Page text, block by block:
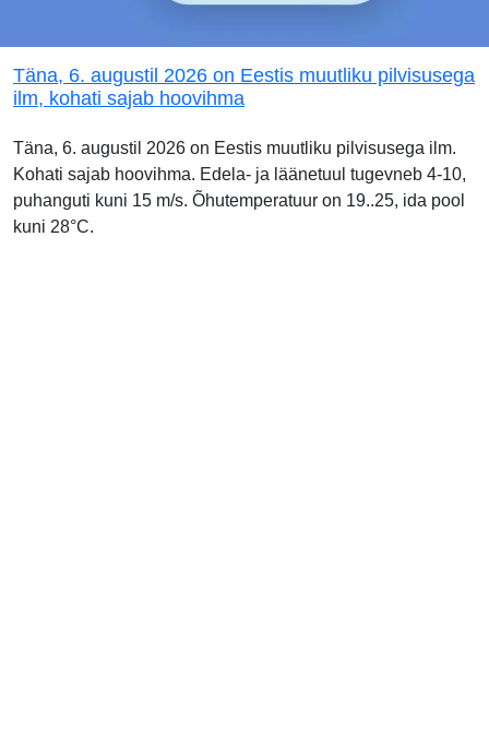
Täna, 6. augustil 2026 on Eestis muutliku pilvisusega
ilm, kohati sajab hoovihma
Täna, 6. augustil 2026 on Eestis muutliku pilvisusega ilm.
Kohati sajab hoovihma. Edela- ja läänetuul tugevneb 4-10,
puhanguti kuni 15 m/s. Õhutemperatuur on 19..25, ida pool
kuni 28°C.